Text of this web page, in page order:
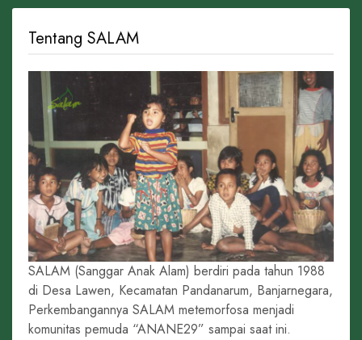
Tentang SALAM
SALAM (Sanggar Anak Alam) berdiri pada tahun 1988
di Desa Lawen, Kecamatan Pandanarum, Banjarnegara,
Perkembangannya SALAM metemorfosa menjadi
komunitas pemuda “ANANE29” sampai saat ini.